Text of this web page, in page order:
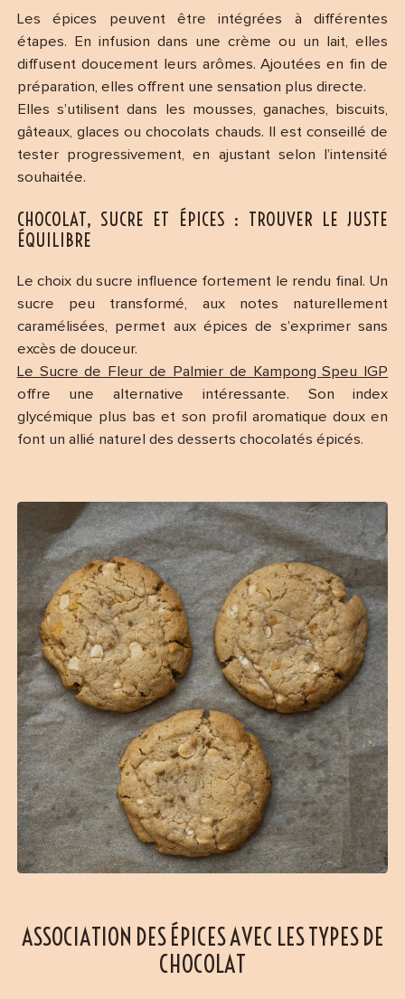
Les épices peuvent être intégrées à différentes
étapes. En infusion dans une crème ou un lait, elles
diffusent doucement leurs arômes. Ajoutées en fin de
préparation, elles offrent une sensation plus directe.
Elles s’utilisent dans les mousses, ganaches, biscuits,
gâteaux, glaces ou chocolats chauds. Il est conseillé de
tester progressivement, en ajustant selon l’intensité
souhaitée.
CHOCOLAT, SUCRE ET ÉPICES : TROUVER LE JUSTE
ÉQUILIBRE
Le choix du sucre influence fortement le rendu final. Un
sucre peu transformé, aux notes naturellement
caramélisées, permet aux épices de s’exprimer sans
excès de douceur.
Le Sucre de Fleur de Palmier de Kampong Speu IGP
offre une alternative intéressante. Son index
glycémique plus bas et son profil aromatique doux en
font un allié naturel des desserts chocolatés épicés.
ASSOCIATION DES ÉPICES AVEC LES TYPES DE
CHOCOLAT